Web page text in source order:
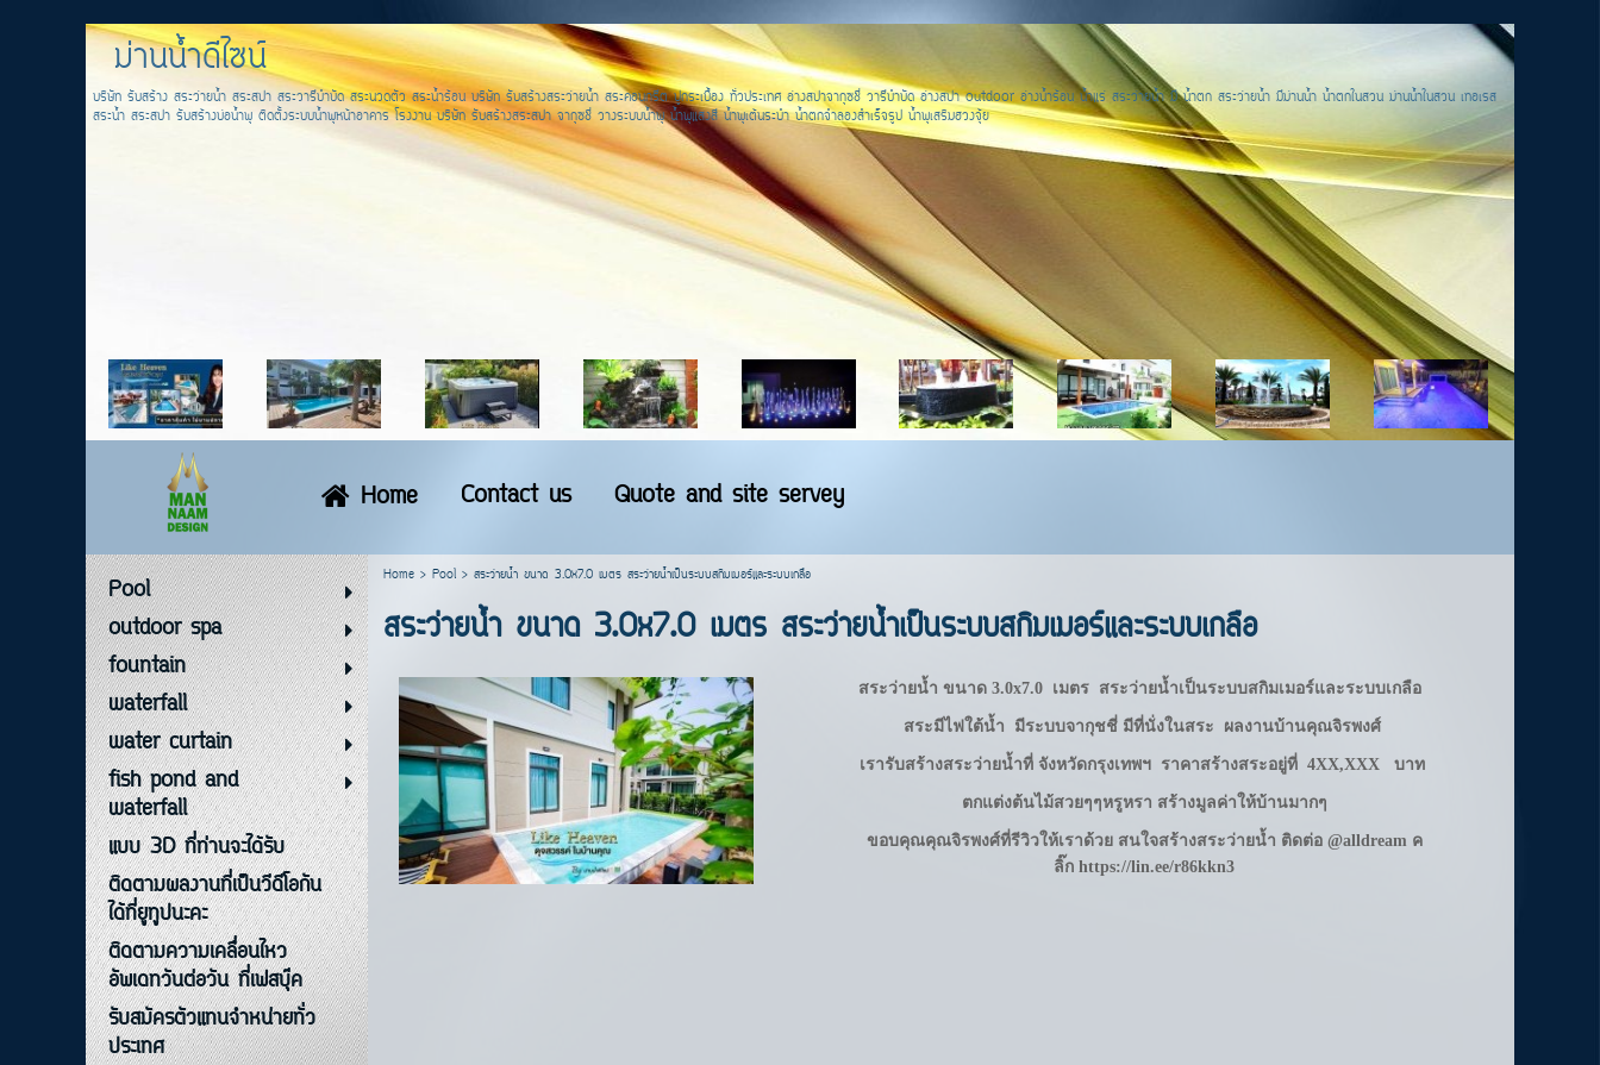
ม่านน้ำดีไซน์
บริษัท รับสร้าง สระว่ายน้ำ สระสปา สระวารีบำบัด สระนวดตัว สระน้ำร้อน บริษัท รับสร้างสระว่ายน้ำ สระคอนกรีต ปูกระเบื้อง ทั่วประเทศ อ่างสปาจากุซชี่ วารีบำบัด อ่างสปา outdoor อ่างน้ำร้อน น้ำแร่ สระว่ายน้ำ มี น้ำตก สระว่ายน้ำ มีม่านน้ำ น้ำตกในสวน ม่านน้ำในสวน เทอเรส
สระน้ำ สระสปา รับสร้างบ่อน้ำพุ ติดตั้งระบบน้ำพุหน้าอาคาร โรงงาน บริษัท รับสร้างสระสปา จากุซชี่ วางระบบน้ำพุ น้ำพุแสงสี น้ำพุเต้นระบำ น้ำตกจำลองสำเร็จรูป น้ำพุเสริมฮวงจุ้ย
Home Contact us Quote and site servey
Pool
outdoor spa
fountain
waterfall
water curtain
fish pond and
waterfall
แบบ 3D ที่ท่านจะได้รับ
ติดตามผลงานที่เป็นวีดีโอกัน
ได้ที่ยูทูปนะคะ
ติดตามความเคลื่อนไหว
อัพเดทวันต่อวัน ที่เฟสบุ๊ค
รับสมัครตัวแทนจำหน่ายทั่ว
ประเทศ
Home> Pool> สระว่ายน้ำ ขนาด 3.0x7.0 เมตร สระว่ายน้ำเป็นระบบสกิมเมอร์และระบบเกลือ
สระว่ายน้ำ ขนาด 3.0x7.0 เมตร สระว่ายน้ำเป็นระบบสกิมเมอร์และระบบเกลือ
สระว่ายน้ำ ขนาด 3.0x7.0 เมตร สระว่ายน้ำเป็นระบบสกิมเมอร์และระบบเกลือ
สระมีไฟใต้น้ำ มีระบบจากุชชี่ มีที่นั่งในสระ ผลงานบ้านคุณจิรพงศ์
เรารับสร้างสระว่ายน้ำที่ จังหวัดกรุงเทพฯ ราคาสร้างสระอยู่ที่ 4XX,XXX บาท
ตกแต่งต้นไม้สวยๆๆหรูหรา สร้างมูลค่าให้บ้านมากๆ
ขอบคุณคุณจิรพงศ์ที่รีวิวให้เราด้วย สนใจสร้างสระว่ายน้ำ ติดต่อ @alldream ค
ลิ๊กhttps://lin.ee/r86kkn3